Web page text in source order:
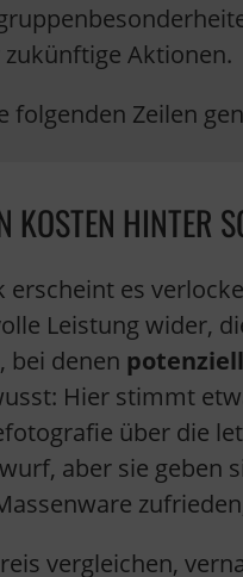
Aktionen.
folgenden Zeilen
KOSTEN HINTER
erscheint es
Leistung wider,
bei denen
Hier stimmt
über die
aber sie geben
vergleichen,